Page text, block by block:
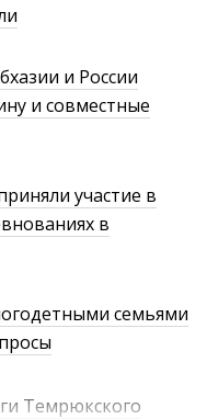
и России
и совместные
участие в
в
семьями
Темрюкского